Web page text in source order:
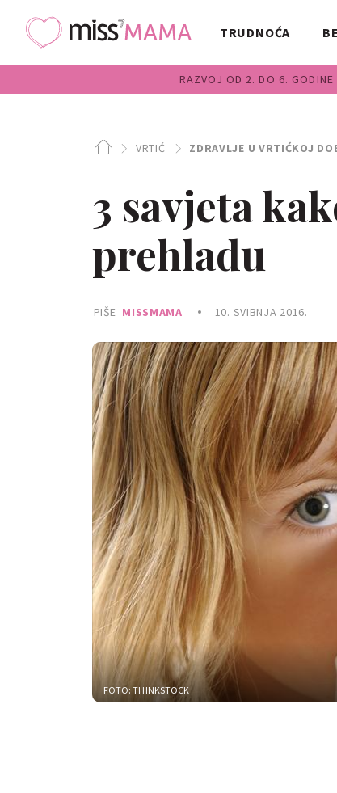
TRUDNOĆA
RAZVOJ OD 2. DO 6. GODINE
VRTIĆ ZDRAVLJE U VRTIĆKOJ
3 savjeta
prehladu
PIŠE MISSMAMA 10. SVIBNJA 2016.
FOTO: THINKSTOCK